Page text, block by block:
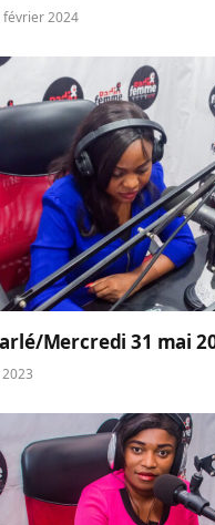
février 2024
Mercredi 31 mai